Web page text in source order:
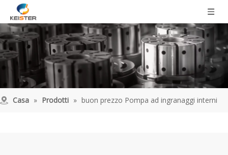
Casa » Prodotti » buon prezzo Pompa ad ingranaggi interni